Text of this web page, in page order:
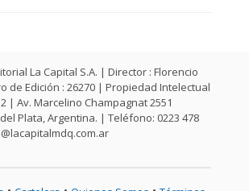
La Capital S.A. | Director : Florencio
de Edición : 26270 | Propiedad Intelectual
| Av. Marcelino Champagnat 2551
Plata, Argentina. | Teléfono: 0223 478